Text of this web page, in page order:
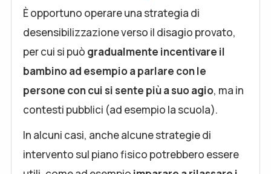
È opportuno operare una strategia di
desensibilizzazione verso il disagio provato,
per cui si può gradualmente incentivare il
bambino ad esempio a parlare con le
persone con cui si sente più a suo agio, ma in
contesti pubblici (ad esempio la scuola).
In alcuni casi, anche alcune strategie di
intervento sul piano fisico potrebbero essere